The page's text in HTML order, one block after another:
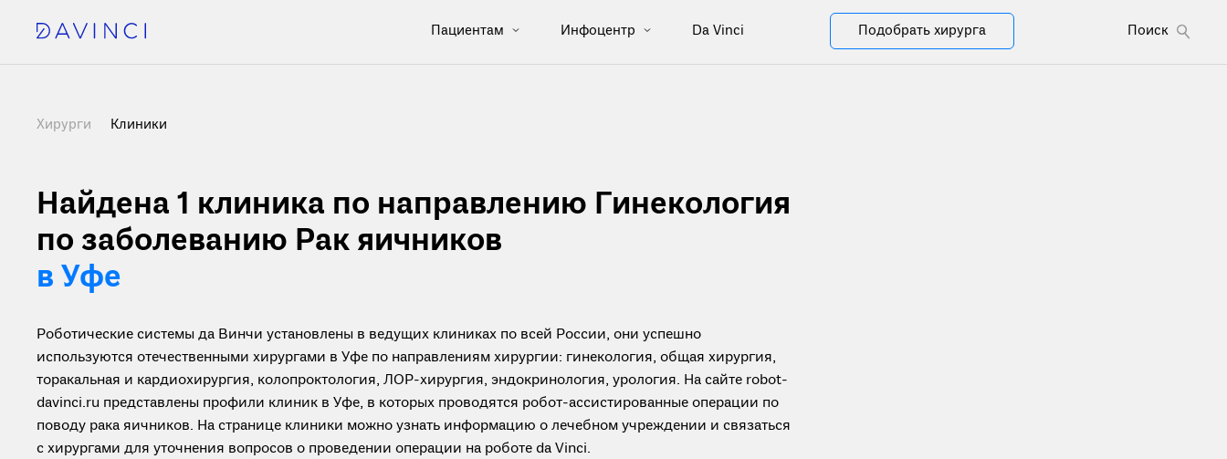
Пациентам Инфоцентр Da Vinci Подобрать хирурга Поиск
Хирурги Клиники
Найдена 1 клиника по направлению Гинекология
по заболеванию Рак яичников
в Уфе
Роботические системы да Винчи установлены в ведущих клиниках по всей России, они успешно
используются отечественными хирургами в Уфе по направлениям хирургии: гинекология, общая хирургия,
торакальная и кардиохирургия, колопроктология, ЛОР-хирургия, эндокринология, урология. На сайте robot-
davinci.ru представлены профили клиник в Уфе, в которых проводятся робот-ассистированные операции по
поводу рака яичников. На странице клиники можно узнать информацию о лечебном учреждении и связаться
с хирургами для уточнения вопросов о проведении операции на роботе da Vinci.